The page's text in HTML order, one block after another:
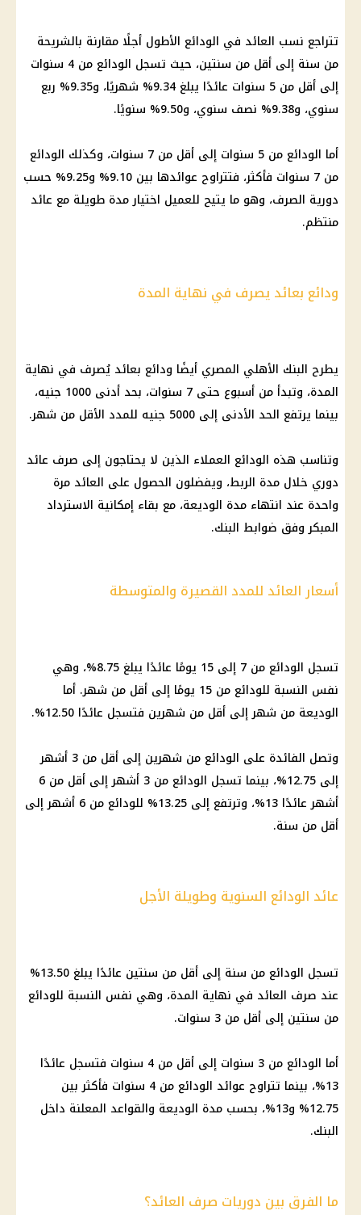
تتراجع نسب العائد في الودائع الأطول أجلًا مقارنة بالشريحة
من سنة إلى أقل من سنتين، حيث تسجل الودائع من 4 سنوات
إلى أقل من 5 سنوات عائدًا يبلغ 9.34% شهريًا، و9.35% ربع
سنوي، و9.38% نصف سنوي، و9.50% سنويًا.
أما الودائع من 5 سنوات إلى أقل من 7 سنوات، وكذلك الودائع
من 7 سنوات فأكثر، فتتراوح عوائدها بين 9.10% و9.25% حسب
دورية الصرف، وهو ما يتيح للعميل اختيار مدة طويلة مع عائد
منتظم.
ودائع بعائد يصرف في نهاية المدة
يطرح البنك الأهلي المصري أيضًا ودائع بعائد يُصرف في نهاية
المدة، وتبدأ من أسبوع حتى 7 سنوات، بحد أدنى 1000 جنيه،
بينما يرتفع الحد الأدنى إلى 5000 جنيه للمدد الأقل من شهر.
وتناسب هذه الودائع العملاء الذين لا يحتاجون إلى صرف عائد
دوري خلال مدة الربط، ويفضلون الحصول على العائد مرة
واحدة عند انتهاء مدة الوديعة، مع بقاء إمكانية الاسترداد
المبكر وفق ضوابط البنك.
أسعار العائد للمدد القصيرة والمتوسطة
تسجل الودائع من 7 إلى 15 يومًا عائدًا يبلغ 8.75%، وهي
نفس النسبة للودائع من 15 يومًا إلى أقل من شهر. أما
الوديعة من شهر إلى أقل من شهرين فتسجل عائدًا 12.50%.
وتصل الفائدة على الودائع من شهرين إلى أقل من 3 أشهر
إلى 12.75%، بينما تسجل الودائع من 3 أشهر إلى أقل من 6
أشهر عائدًا 13%، وترتفع إلى 13.25% للودائع من 6 أشهر إلى
أقل من سنة.
عائد الودائع السنوية وطويلة الأجل
تسجل الودائع من سنة إلى أقل من سنتين عائدًا يبلغ 13.50%
عند صرف العائد في نهاية المدة، وهي نفس النسبة للودائع
من سنتين إلى أقل من 3 سنوات.
أما الودائع من 3 سنوات إلى أقل من 4 سنوات فتسجل عائدًا
13%، بينما تتراوح عوائد الودائع من 4 سنوات فأكثر بين
12.75% و13%، بحسب مدة الوديعة والقواعد المعلنة داخل
البنك.
ما الفرق بين دوريات صرف العائد؟